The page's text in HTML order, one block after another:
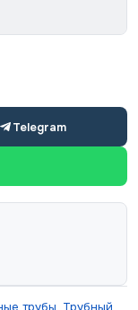
Telegram